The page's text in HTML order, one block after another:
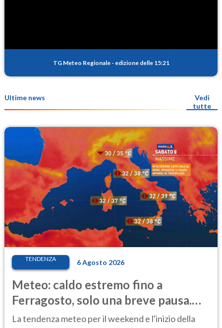
TG Meteo Regionale - edizione delle 15:21
Ultime news
Vedi
tutte
TENDENZA 6 Agosto 2026
Meteo: caldo estremo fino a
Ferragosto, solo una breve pausa.
Ecco dove
La tendenza meteo per il weekend e l'inizio della